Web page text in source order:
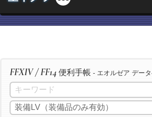
FFXIV / FF14 便利手帳 - エオルゼア デー